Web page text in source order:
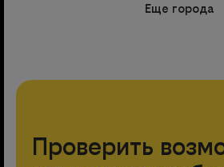
Еще города
Проверить